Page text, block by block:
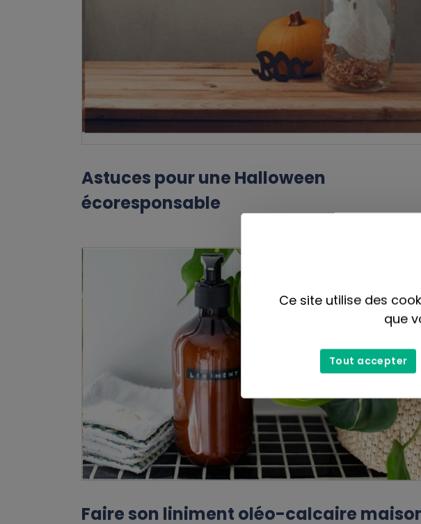
Astuces pour une Halloween
écoresponsable
Faire son liniment oléo-calcaire
Ce site utilise des
que
Tout accepter